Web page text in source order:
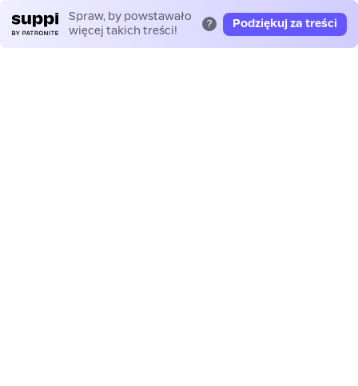
Spraw, by powstawało
więcej takich treści!
? Podziękuj za treści